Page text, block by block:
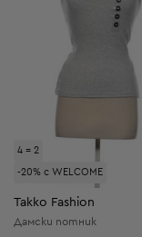
4 = 2
-20% с WELCOME
Takko Fashion
Дамски потник